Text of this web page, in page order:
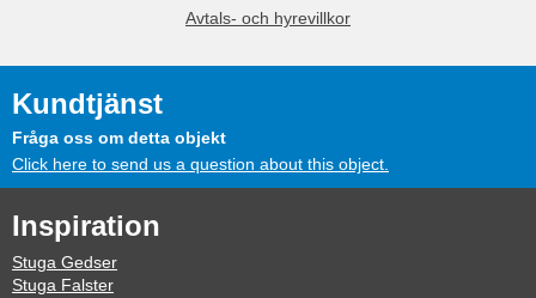
Avtals- och hyrevillkor
Kundtjänst
Fråga oss om detta objekt
Click here to send us a question about this object.
Inspiration
Stuga Gedser
Stuga Falster